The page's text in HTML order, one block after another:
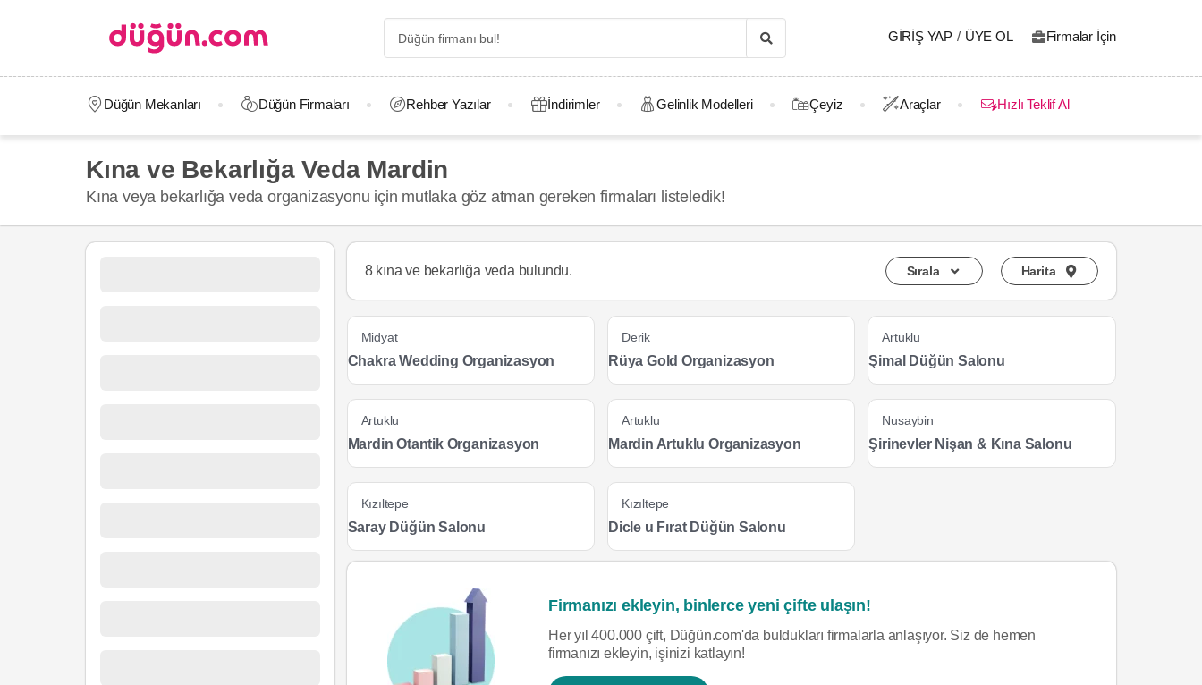
GIRIŞ YAP / ÜYE OL Firmalar İçin
Düğün Mekanları Düğün Firmaları Rehber Yazılar İndirimler Gelinlik Modelleri Çeyiz Araçlar Hızlı Teklif Al
Kına ve Bekarlığa Veda Mardin
Kına veya bekarlığa veda organizasyonu için mutlaka göz atman gereken firmaları listeledik!
8 kına ve bekarlığa veda bulundu. Sırala Harita
Midyat
Chakra Wedding Organizasyon
Derik
Rüya Gold Organizasyon
Artuklu
Şimal Düğün Salonu
Artuklu
Mardin Otantik Organizasyon
Artuklu
Mardin Artuklu Organizasyon
Nusaybin
Şirinevler Nişan & Kına Salonu
Kızıltepe
Saray Düğün Salonu
Kızıltepe
Dicle u Fırat Düğün Salonu
Firmanızı ekleyin, binlerce yeni çifte ulaşın!
Her yıl 400.000 çift, Düğün.com'da buldukları firmalarla anlaşıyor. Siz de hemen
firmanızı ekleyin, işinizi katlayın!